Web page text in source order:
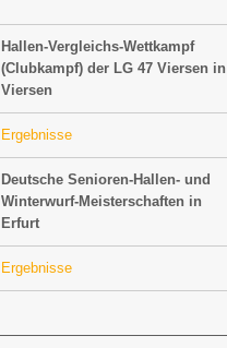
Hallen-Vergleichs-Wettkampf
(Clubkampf) der LG 47 Viersen in
Viersen
Ergebnisse
Deutsche Senioren-Hallen- und
Winterwurf-Meisterschaften in
Erfurt
Ergebnisse